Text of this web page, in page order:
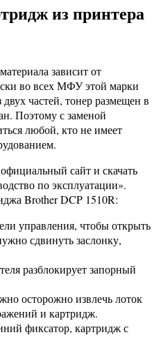
из принтера
зависит от
во всех МФУ этой марки
частей, тонер размещен в
Поэтому с заменой
любой, кто не имеет
сайт и скачать
по эксплуатации».
Brother DCP 1510R:
управления, чтобы открыть
сдвинуть заслонку,
разблокирует запорный
осторожно извлечь лоток
и картридж.
фиксатор, картридж с